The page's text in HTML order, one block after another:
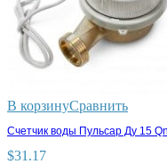
В корзинуСравнить
Счетчик воды Пульсар Ду 15
$31.17